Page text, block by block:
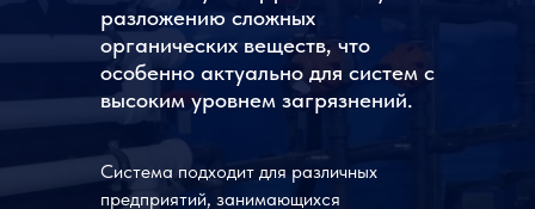
Система подходит для различных
предприятий, занимающихся
разложению сложных
органических веществ, что
особенно актуально для систем с
высоким уровнем загрязнений.